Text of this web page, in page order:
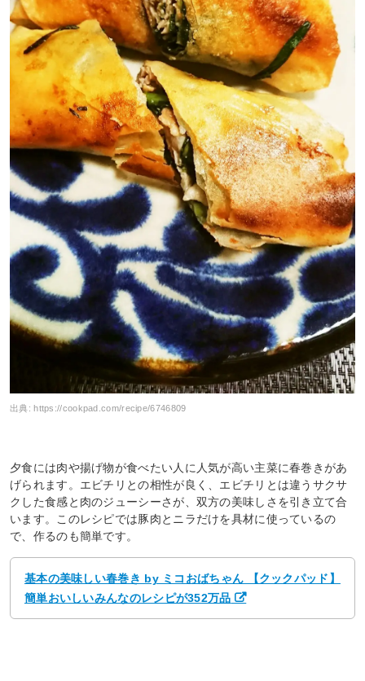
出典:https://cookpad.com/recipe/6746809
夕食には肉や揚げ物が食べたい人に人気が高い主菜に春巻きがあ
げられます。エビチリとの相性が良く、エビチリとは違うサクサ
クした食感と肉のジューシーさが、双方の美味しさを引き立て合
います。このレシピでは豚肉とニラだけを具材に使っているの
で、作るのも簡単です。
基本の美味しい春巻き by ミコおばちゃん 【クックパッド】
簡単おいしいみんなのレシピが352万品